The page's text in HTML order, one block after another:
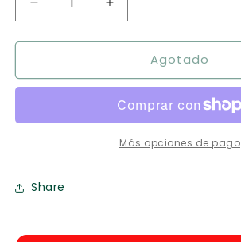
Reducir
cantidad
para
Proyecto
Aumentar
cantidad
para
Barrage:
Proyecto
Agotado
Más opciones de pago
Share